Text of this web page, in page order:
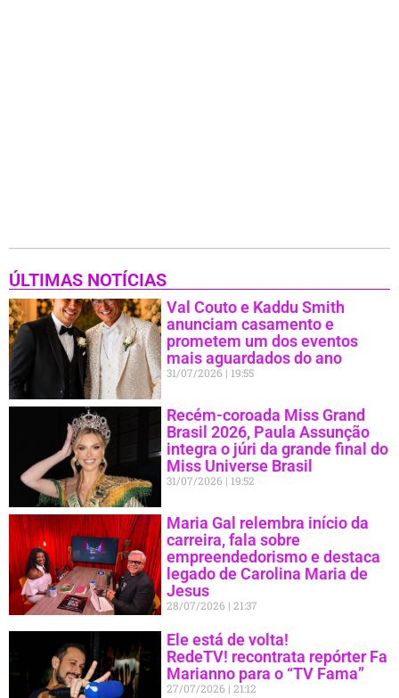
ÚLTIMAS NOTÍCIAS
Val Couto e Kaddu Smith
anunciam casamento e
prometem um dos eventos
mais aguardados do ano
31/07/2026 19:55
Recém-coroada Miss Grand
Brasil 2026, Paula Assunção
integra o júri da grande final do
Miss Universe Brasil
31/07/2026 19:52
Maria Gal relembra início da
carreira, fala sobre
empreendedorismo e destaca
legado de Carolina Maria de
Jesus
28/07/2026 21:37
Ele está de volta!
RedeTV! recontrata repórter Fa
Marianno para o “TV Fama”
27/07/2026 21:12